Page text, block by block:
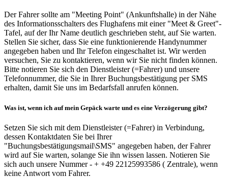
Der Fahrer sollte am "Meeting Point" (Ankunftshalle) in der Nähe
des Informationsschalters des Flughafens mit einer "Meet & Greet"-
Tafel, auf der Ihr Name deutlich geschrieben steht, auf Sie warten.
Stellen Sie sicher, dass Sie eine funktionierende Handynummer
angegeben haben und Ihr Telefon eingeschaltet ist. Wir werden
versuchen, Sie zu kontaktieren, wenn wir Sie nicht finden können.
Bitte notieren Sie sich den Dienstleister (=Fahrer) und unsere
Telefonnummer, die Sie in Ihrer Buchungsbestätigung per SMS
erhalten, damit Sie uns im Bedarfsfall anrufen können.
Was ist, wenn ich auf mein Gepäck warte und es eine Verzögerung gibt?
Setzen Sie sich mit dem Dienstleister (=Fahrer) in Verbindung,
dessen Kontaktdaten Sie bei Ihrer
"Buchungsbestätigungsmail\SMS" angegeben haben, der Fahrer
wird auf Sie warten, solange Sie ihn wissen lassen. Notieren Sie
sich auch unsere Nummer - + +49 22125993586 ( Zentrale), wenn
keine Antwort vom Fahrer.